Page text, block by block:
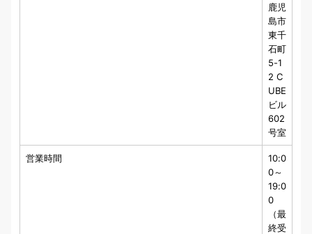
鹿児
島市
東千
石町
5-1
2 C
UBE
ビル
602
号室
営業時間
10:0
0～
19:0
0
（最
終受